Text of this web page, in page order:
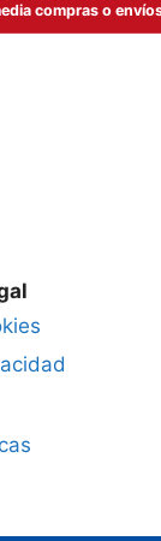
compras o